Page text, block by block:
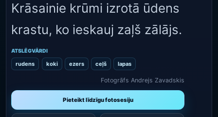
Krāsainie krūmi izrotā ūdens
krastu, ko ieskauj zaļš zālājs.
ATSLĒGVĀRDI
rudens koki ezers ceļš lapas
Fotogrāfs Andrejs Zavadskis
Pieteikt līdzīgu fotosesiju